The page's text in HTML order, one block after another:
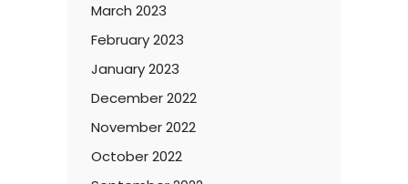
March 2023
February 2023
January 2023
December 2022
November 2022
October 2022